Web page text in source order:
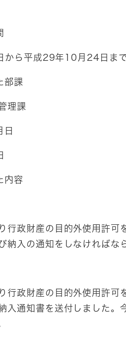
から平成29年10月24日ま
部課
理課
内容
行政財産の目的外使用許可
納入の通知をしなければな
行政財産の目的外使用許可
入通知書を送付しました。